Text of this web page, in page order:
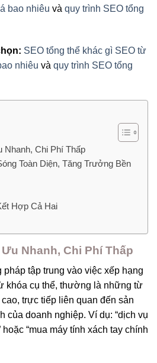
bao nhiêu và quy trình SEO tổng
SEO tổng thể khác gì SEO từ
nhiêu và quy trình SEO tổng
Nhanh, Chi Phí Thấp
Toàn Diện, Tăng Trưởng Bền
Hợp Cả Hai
Nhanh, Chi Phí Thấp
tập trung vào việc xếp hạng
khóa cụ thể, thường là những từ
trực tiếp liên quan đến sản
của doanh nghiệp. Ví dụ: “dịch vụ
“mua máy tính xách tay chính